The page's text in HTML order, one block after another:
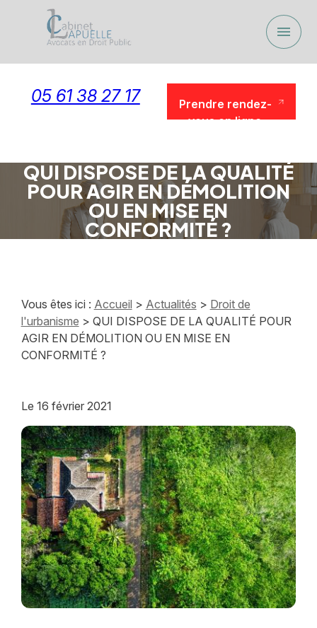
menu
05 61 38 27 17
Prendre rendez-
vous en ligne
QUI DISPOSE DE LA QUALITÉ
POUR AGIR EN DÉMOLITION
OU EN MISE EN
CONFORMITÉ ?
Vous êtes ici : Accueil > Actualités > Droit de
l'urbanisme > QUI DISPOSE DE LA QUALITÉ POUR
AGIR EN DÉMOLITION OU EN MISE EN
CONFORMITÉ ?
Le 16 février 2021
Panneau de gestion des cookies